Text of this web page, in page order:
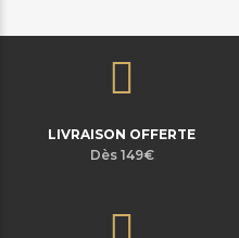
LIVRAISON OFFERTE
Dès 149€